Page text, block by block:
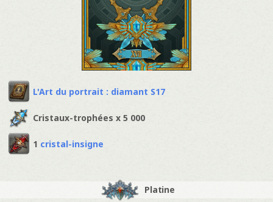
L'Art du portrait : diamant S17
Cristaux-trophées x 5 000
1 cristal-insigne
Platine